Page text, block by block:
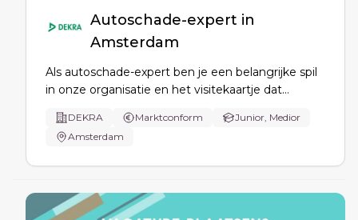
Autoschade-expert in
Amsterdam
Als autoschade-expert ben je een belangrijke spil
in onze organisatie en het visitekaartje dat
zijn altijd op zoek naar goede autoschade-experts!
DEKRA Marktconform
Junior, Medior
Amsterdam